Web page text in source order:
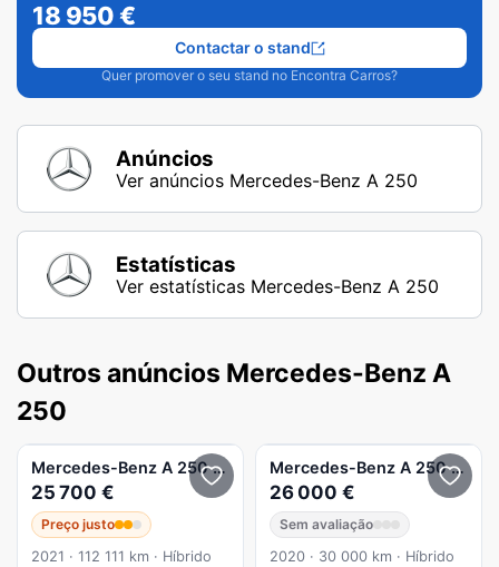
18 950€
Quer promover o seu stand no Encontra Carros?
Contactar o stand
Anúncios
Ver anúncios Mercedes-Benz A 250
Estatísticas
Ver estatísticas Mercedes-Benz A 250
Outros anúncios Mercedes-Benz A
250
Mercedes-Benz A 250 e 8G-DCT AMG Line
25 700 €
Preço justo
2021 · 112 111 km · Híbrido
Mercedes-Benz A 250 e
26 000 €
Sem avaliação
2020 · 30 000 km · Híbrido